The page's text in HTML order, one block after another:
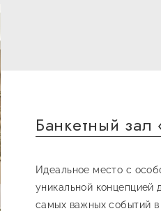
Банкетный зал
Идеальное место с
уникальной концепцией
самых важных событий